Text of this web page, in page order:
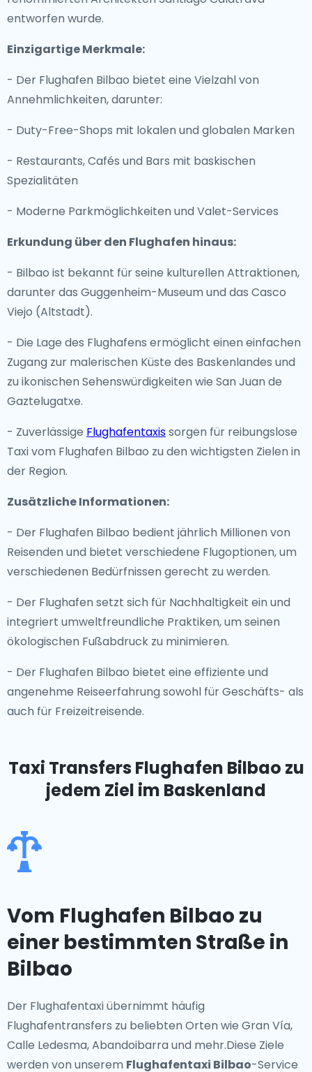
entworfen wurde.
Einzigartige Merkmale:
- Der Flughafen Bilbao bietet eine Vielzahl von
Annehmlichkeiten, darunter:
- Duty-Free-Shops mit lokalen und globalen Marken
- Restaurants, Cafés und Bars mit baskischen
Spezialitäten
- Moderne Parkmöglichkeiten und Valet-Services
Erkundung über den Flughafen hinaus:
- Bilbao ist bekannt für seine kulturellen Attraktionen,
darunter das Guggenheim-Museum und das Casco
Viejo (Altstadt).
- Die Lage des Flughafens ermöglicht einen einfachen
Zugang zur malerischen Küste des Baskenlandes und
zu ikonischen Sehenswürdigkeiten wie San Juan de
Gaztelugatxe.
- Zuverlässige Flughafentaxissorgen für reibungslose
Taxi vom Flughafen Bilbao zu den wichtigsten Zielen in
der Region.
Zusätzliche Informationen:
- Der Flughafen Bilbao bedient jährlich Millionen von
Reisenden und bietet verschiedene Flugoptionen, um
verschiedenen Bedürfnissen gerecht zu werden.
- Der Flughafen setzt sich für Nachhaltigkeit ein und
integriert umweltfreundliche Praktiken, um seinen
ökologischen Fußabdruck zu minimieren.
- Der Flughafen Bilbao bietet eine effiziente und
angenehme Reiseerfahrung sowohl für Geschäfts- als
auch für Freizeitreisende.
Taxi Transfers Flughafen Bilbao zu
jedem Ziel im Baskenland
Vom Flughafen Bilbao zu
einer bestimmten Straße in
Bilbao
Der Flughafentaxi übernimmt häufig
Flughafentransfers zu beliebten Orten wie Gran Vía,
Calle Ledesma, Abandoibarra und mehr.Diese Ziele
werden von unserem Flughafentaxi Bilbao-Service